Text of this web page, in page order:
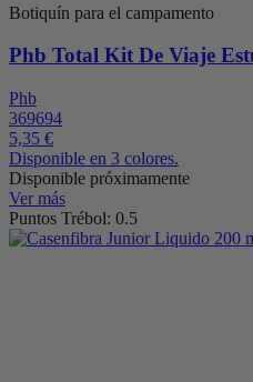
Botiquín para el campamento
Phb Total Kit De Viaje
Phb
369694
5,35 €
Disponible en 3 colores.
Disponible próximamente
Ver más
Puntos Trébol: 0.5